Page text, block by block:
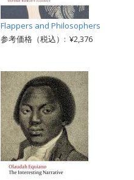
Flappers and Philosophers
参考価格（税込）: ¥2,376